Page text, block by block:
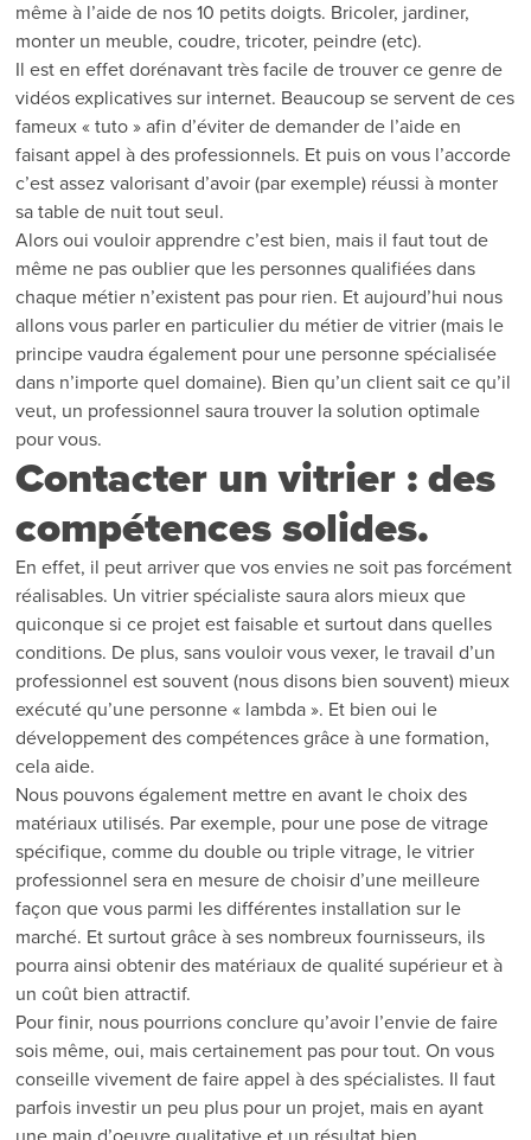
même à l’aide de nos 10 petits doigts. Bricoler, jardiner,
monter un meuble, coudre, tricoter, peindre (etc).
Il est en effet dorénavant très facile de trouver ce genre de
vidéos explicatives sur internet. Beaucoup se servent de ces
fameux « tuto » afin d’éviter de demander de l’aide en
faisant appel à des professionnels. Et puis on vous l’accorde
c’est assez valorisant d’avoir (par exemple) réussi à monter
sa table de nuit tout seul.
Alors oui vouloir apprendre c’est bien, mais il faut tout de
même ne pas oublier que les personnes qualifiées dans
chaque métier n’existent pas pour rien. Et aujourd’hui nous
allons vous parler en particulier du métier de vitrier (mais le
principe vaudra également pour une personne spécialisée
dans n’importe quel domaine). Bien qu’un client sait ce qu’il
veut, un professionnel saura trouver la solution optimale
pour vous.
Contacter un vitrier : des
compétences solides.
En effet, il peut arriver que vos envies ne soit pas forcément
réalisables. Un vitrier spécialiste saura alors mieux que
quiconque si ce projet est faisable et surtout dans quelles
conditions. De plus, sans vouloir vous vexer, le travail d’un
professionnel est souvent (nous disons bien souvent) mieux
exécuté qu’une personne « lambda ». Et bien oui le
développement des compétences grâce à une formation,
cela aide.
Nous pouvons également mettre en avant le choix des
matériaux utilisés. Par exemple, pour une pose de vitrage
spécifique, comme du double ou triple vitrage, le vitrier
professionnel sera en mesure de choisir d’une meilleure
façon que vous parmi les différentes installation sur le
marché. Et surtout grâce à ses nombreux fournisseurs, ils
pourra ainsi obtenir des matériaux de qualité supérieur et à
un coût bien attractif.
Pour finir, nous pourrions conclure qu’avoir l’envie de faire
sois même, oui, mais certainement pas pour tout. On vous
conseille vivement de faire appel à des spécialistes. Il faut
parfois investir un peu plus pour un projet, mais en ayant